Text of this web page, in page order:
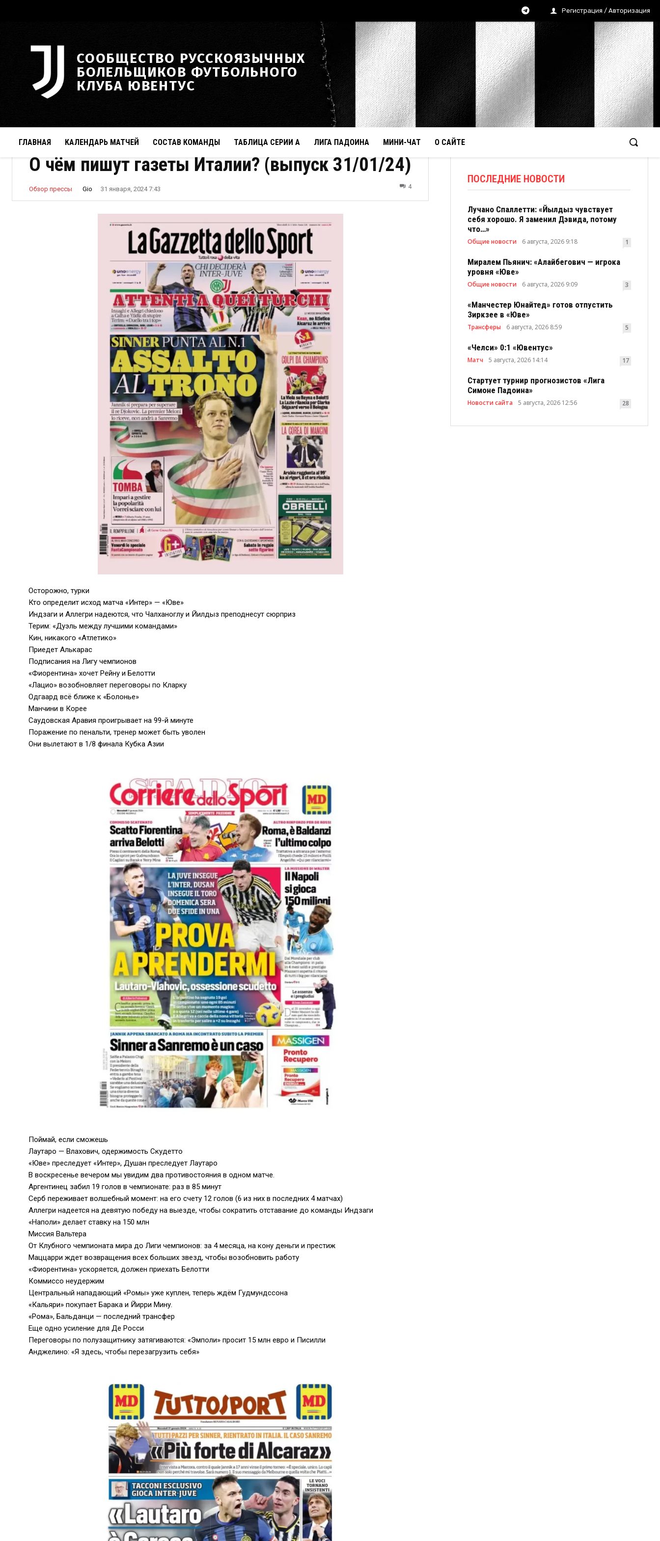
Регистрация / Авторизация
СООБЩЕСТВО РУССКОЯЗЫЧНЫХ
БОЛЕЛЬЩИКОВ ФУТБОЛЬНОГО
КЛУБА ЮВЕНТУС
ГЛАВНАЯ КАЛЕНДАРЬ МАТЧЕЙ СОСТАВ КОМАНДЫ ТАБЛИЦА СЕРИИ А ЛИГА ПАДОИНА МИНИ-ЧАТ О САЙТЕ
О чём пишут газеты Италии? (выпуск 31/01/24)
Обзор прессы Gio 31 января, 2024 7:43 4
Осторожно, турки
Кто определит исход матча «Интер» — «Юве»
Индзаги и Аллегри надеются, что Чалханоглу и Йилдыз преподнесут сюрприз
Терим: «Дуэль между лучшими командами»
Кин, никакого «Атлетико»
Приедет Алькарас
Подписания на Лигу чемпионов
«Фиорентина» хочет Рейну и Белотти
«Лацио» возобновляет переговоры по Кларку
Одгаард всё ближе к «Болонье»
Манчини в Корее
Саудовская Аравия проигрывает на 99-й минуте
Поражение по пенальти, тренер может быть уволен
Они вылетают в 1/8 финала Кубка Азии
Поймай, если сможешь
Лаутаро — Влахович, одержимость Скудетто
«Юве» преследует «Интер», Душан преследует Лаутаро
В воскресенье вечером мы увидим два противостояния в одном матче.
Аргентинец забил 19 голов в чемпионате: раз в 85 минут
Серб переживает волшебный момент: на его счету 12 голов (6 из них в последних 4 матчах)
Аллегри надеется на девятую победу на выезде, чтобы сократить отставание до команды Индзаги
«Наполи» делает ставку на 150 млн
Миссия Вальтера
От Клубного чемпионата мира до Лиги чемпионов: за 4 месяца, на кону деньги и престиж
Маццарри ждет возвращения всех больших звезд, чтобы возобновить работу
«Фиорентина» ускоряется, должен приехать Белотти
Коммиссо неудержим
Центральный нападающий «Ромы» уже куплен, теперь ждём Гудмундссона
«Кальяри» покупает Барака и Йирри Мину.
«Рома», Бальданци — последний трансфер
Еще одно усиление для Де Росси
Переговоры по полузащитнику затягиваются: «Эмполи» просит 15 млн евро и Писилли
Анджелино: «Я здесь, чтобы перезагрузить себя»
ПОСЛЕДНИЕ НОВОСТИ
Лучано Спаллетти: «Йылдыз чувствует
себя хорошо. Я заменил Дэвида, потому
что…»
Общие новости 6 августа, 2026 9:18 1
Миралем Пьянич: «Алайбегович — игрока
уровня «Юве»
Общие новости 6 августа, 2026 9:09 3
«Манчестер Юнайтед» готов отпустить
Зиркзее в «Юве»
Трансферы 6 августа, 2026 8:59 5
«Челси» 0:1 «Ювентус»
Матч 5 августа, 2026 14:14 17
Стартует турнир прогнозистов «Лига
Симоне Падоина»
Новости сайта 5 августа, 2026 12:56 28